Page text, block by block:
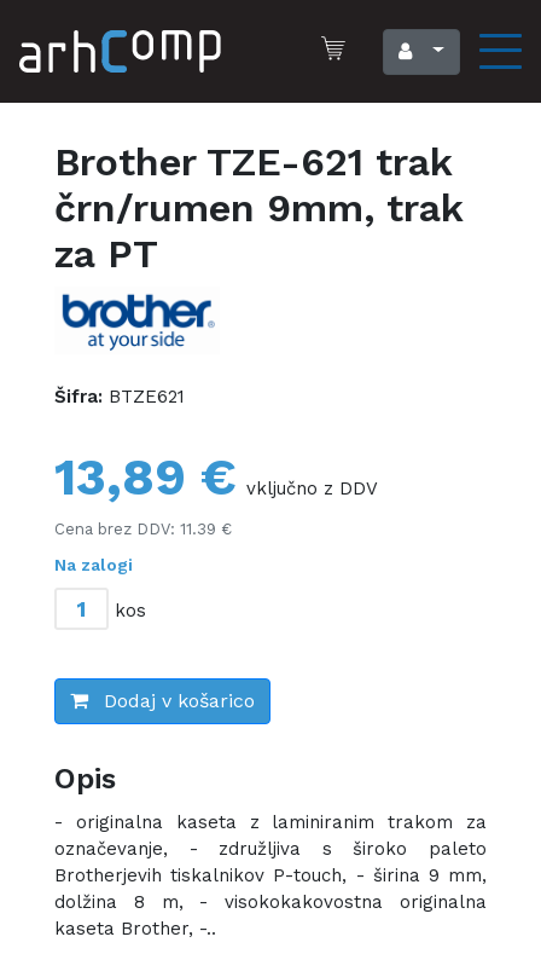
Brother TZE-621 trak
črn/rumen 9mm, trak
za PT
Šifra: BTZE621
13,89 € vključno z DDV
Cena brez DDV: 11.39 €
Na zalogi
kos
Dodaj v košarico
Opis
- originalna kaseta z laminiranim trakom za
označevanje, - združljiva s široko paleto
Brotherjevih tiskalnikov P-touch, - širina 9 mm,
dolžina 8 m, - visokokakovostna originalna
kaseta Brother, -..